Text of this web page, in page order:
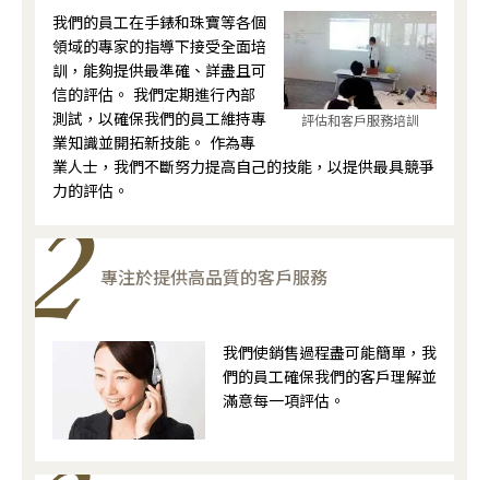
評估和客戶服務培訓
我們的員工在手錶和珠寶等各個
領域的專家的指導下接受全面培
訓，能夠提供最準確、詳盡且可
信的評估。 我們定期進行內部
測試，以確保我們的員工維持專
業知識並開拓新技能。 作為專
業人士，我們不斷努力提高自己的技能，以提供最具競爭
力的評估。
專注於提供高品質的客戶服務
我們使銷售過程盡可能簡單，我
們的員工確保我們的客戶理解並
滿意每一項評估。